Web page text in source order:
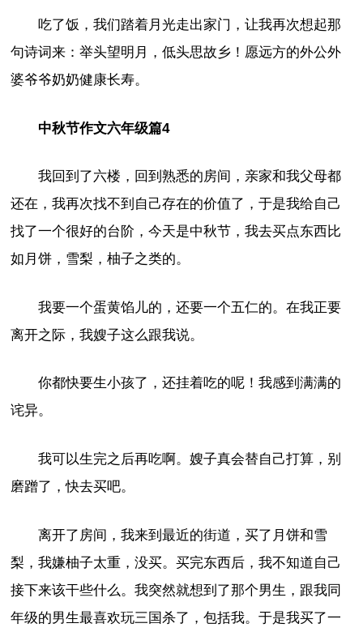
吃了饭，我们踏着月光走出家门，让我再次想起那
句诗词来：举头望明月，低头思故乡！愿远方的外公外
婆爷爷奶奶健康长寿。
中秋节作文六年级篇4
我回到了六楼，回到熟悉的房间，亲家和我父母都
还在，我再次找不到自己存在的价值了，于是我给自己
找了一个很好的台阶，今天是中秋节，我去买点东西比
如月饼，雪梨，柚子之类的。
我要一个蛋黄馅儿的，还要一个五仁的。在我正要
离开之际，我嫂子这么跟我说。
你都快要生小孩了，还挂着吃的呢！我感到满满的
诧异。
我可以生完之后再吃啊。嫂子真会替自己打算，别
磨蹭了，快去买吧。
离开了房间，我来到最近的街道，买了月饼和雪
梨，我嫌柚子太重，没买。买完东西后，我不知道自己
接下来该干些什么。我突然就想到了那个男生，跟我同
年级的男生最喜欢玩三国杀了，包括我。于是我买了一